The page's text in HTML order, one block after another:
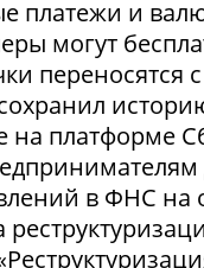
платежи и
могут
переносятся
на платформе
в ФНС на